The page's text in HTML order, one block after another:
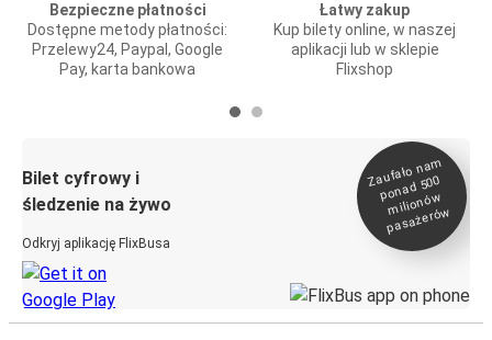
Bezpieczne płatności
Dostępne metody płatności:
Przelewy24, Paypal, Google
Pay, karta bankowa
Łatwy zakup
Kup bilety online, w naszej
aplikacji lub w sklepie
Flixshop
Bilet cyfrowy i
śledzenie na żywo
Odkryj aplikację FlixBusa
Zaufało na
m
ponad 500
milionó
w
pasażeró
w